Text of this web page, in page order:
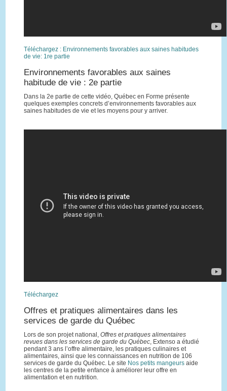
Téléchargez : Environnements favorables aux saines habitudes
de vie: 1re partie
Environnements favorables aux saines
habitude de vie : 2e partie
Dans la 2e partie de cette vidéo, Québec en Forme présente
quelques exemples concrets d’environnements favorables aux
saines habitudes de vie et les moyens pour y arriver.
Téléchargez
Offres et pratiques alimentaires dans les
services de garde du Québec
Lors de son projet national, Offres et pratiques alimentaires
revues dans les services de garde du Québec, Extenso a étudié
pendant 3 ans l’offre alimentaire, les pratiques culinaires et
alimentaires, ainsi que les connaissances en nutrition de 106
services de garde du Québec. Le site Nos petits mangeursaide
les centres de la petite enfance à améliorer leur offre en
alimentation et en nutrition.